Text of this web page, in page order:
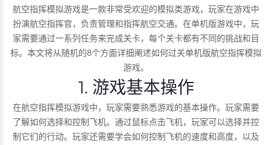
航空指挥模拟游戏是一款非常受欢迎的模拟类游戏，玩家在游戏中
扮演航空指挥官，负责管理和指挥航空交通。在单机版游戏中，玩
家需要通过一系列任务来完成关卡，每个关卡都有不同的挑战和目
标。本文将从随机的8个方面详细阐述如何过关单机版航空指挥模拟
游戏。
1. 游戏基本操作
在航空指挥模拟游戏中，玩家需要熟悉游戏的基本操作。玩家需要
了解如何选择和控制飞机。通过鼠标点击飞机，玩家可以选择并控
制它们的行动。玩家还需要学会如何控制飞机的速度和高度，以及